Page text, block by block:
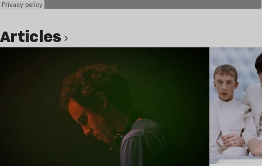
Articles